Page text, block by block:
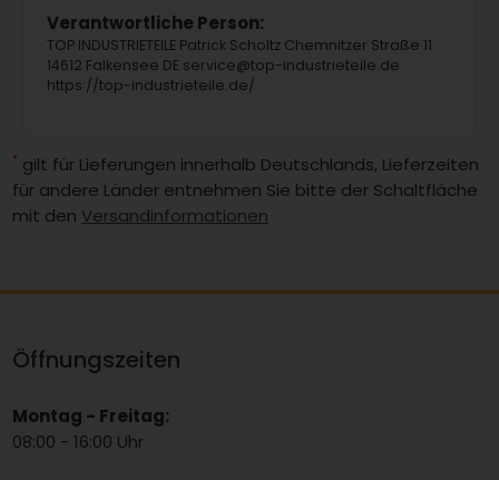
Verantwortliche Person:
TOP INDUSTRIETEILE Patrick Scholtz Chemnitzer Straße 11
14612 Falkensee DE service@top-industrieteile.de
https://top-industrieteile.de/
* gilt für Lieferungen innerhalb Deutschlands, Lieferzeiten
für andere Länder entnehmen Sie bitte der Schaltfläche
mit den Versandinformationen
Öffnungszeiten
Montag - Freitag:
08:00 - 16:00 Uhr